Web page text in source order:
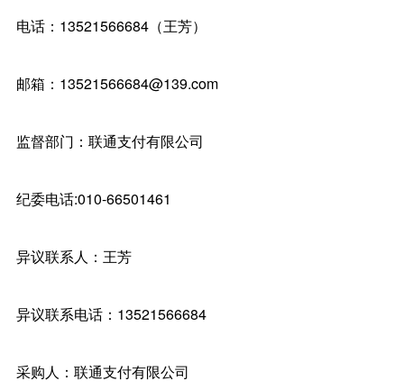
电话：13521566684（王芳）
邮箱：13521566684@139.com
监督部门：联通支付有限公司
纪委电话:010-66501461
异议联系人：王芳
异议联系电话：13521566684
采购人：联通支付有限公司